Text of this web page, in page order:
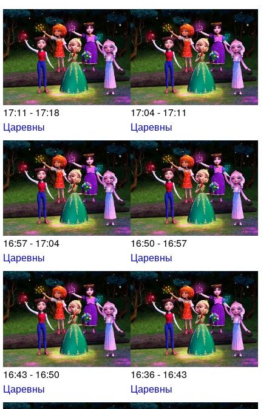
17:11 - 17:18
Царевны
17:04 - 17:11
Царевны
16:57 - 17:04
Царевны
16:50 - 16:57
Царевны
16:43 - 16:50
Царевны
16:36 - 16:43
Царевны